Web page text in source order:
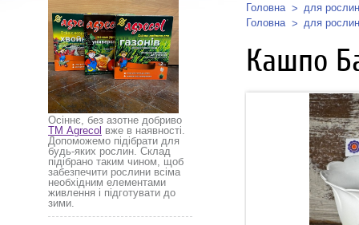
Осіннє, без азотне добриво
ТМ Agrecol вже в наявності.
Допоможемо підібрати для
будь-яких рослин. Склад
підібрано таким чином, щоб
забезпечити рослини всіма
необхідним елементами
живлення і підготувати до
зими.
Головна
для рослин
Головна
для рослин
Кашпо